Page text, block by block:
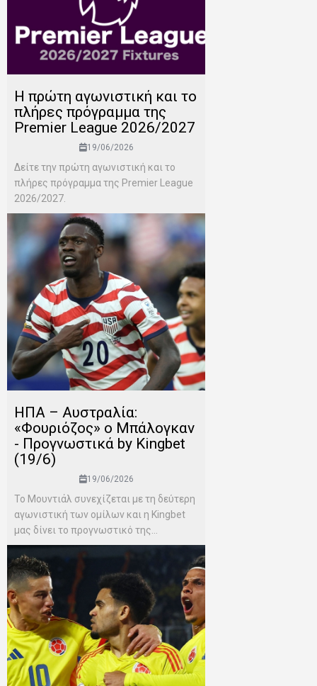
H πρώτη αγωνιστική και το
πλήρες πρόγραμμα της
Premier League 2026/2027
19/06/2026
Δείτε την πρώτη αγωνιστική και το
πλήρες πρόγραμμα της Premier League
2026/2027.
ΗΠΑ – Αυστραλία:
«Φουριόζος» ο Μπάλογκαν
- Προγνωστικά by Kingbet
(19/6)
19/06/2026
Το Μουντιάλ συνεχίζεται με τη δεύτερη
αγωνιστική των ομίλων και η Kingbet
μας δίνει το προγνωστικό της...